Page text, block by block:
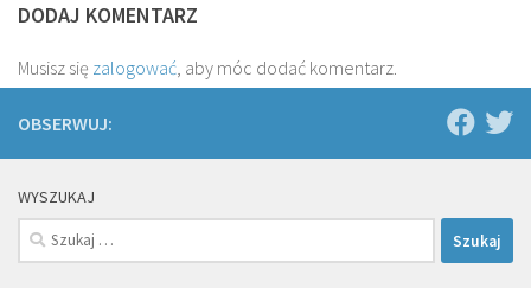
DODAJ KOMENTARZ
Musisz się zalogować, aby móc dodać komentarz.
OBSERWUJ:
WYSZUKAJ
Szukaj: